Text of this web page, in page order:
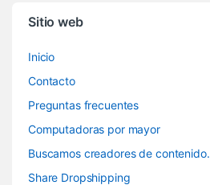
Sitio web
Inicio
Contacto
Preguntas frecuentes
Computadoras por mayor
Buscamos creadores de contenido.
Share Dropshipping